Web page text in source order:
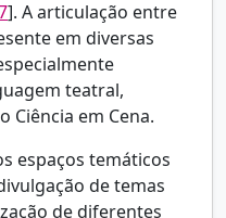
]. A articulação entre
em diversas
teatral,
Ciência em Cena.
espaços temáticos
de temas
de diferentes